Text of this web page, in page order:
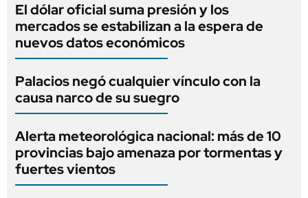
El dólar oficial suma presión y los
mercados se estabilizan a la espera de
nuevos datos económicos
Palacios negó cualquier vínculo con la
causa narco de su suegro
Alerta meteorológica nacional: más de 10
provincias bajo amenaza por tormentas y
fuertes vientos